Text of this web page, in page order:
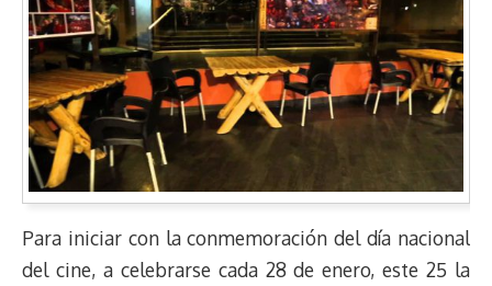
Para iniciar con la conmemoración del día nacional
del cine, a celebrarse cada 28 de enero, este 25 la